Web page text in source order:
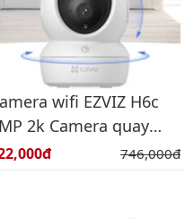
wifi EZVIZ H6c
2k Camera quay
wifi 3MP thông
bán: Giá gốc:
746,000đ